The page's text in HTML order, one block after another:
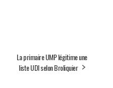
La primaire UMP légitime une
liste UDI selon Broliquier